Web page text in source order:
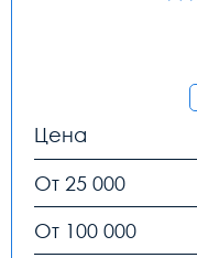
Цена
От 25 000
От 100 000